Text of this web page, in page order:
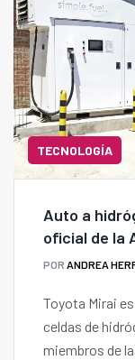
TECNOLOGÍA
Auto a
oficial de la
POR ANDREA
Toyota Mirai
celdas de
miembros de